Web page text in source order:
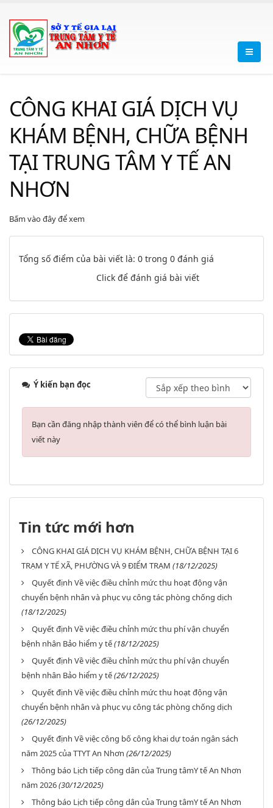
CÔNG KHAI GIÁ DỊCH VỤ
KHÁM BỆNH, CHỮA BỆNH
TẠI TRUNG TÂM Y TẾ AN
NHƠN
Bấm vào đây để xem
Tổng số điểm của bài viết là: 0 trong 0 đánh giá
Click để đánh giá bài viết
Ý kiến bạn đọc
Bạn cần đăng nhập thành viên để có thể bình luận bài
viết này
Tin tức mới hơn
CÔNG KHAI GIÁ DỊCH VỤ KHÁM BỆNH, CHỮA BỆNH TẠI 6
TRẠM Y TẾ XÃ, PHƯỜNG VÀ 9 ĐIỂM TRẠM (18/12/2025)
Quyết định Về việc điều chỉnh mức thu hoạt động vận
chuyển bệnh nhân và phục vụ công tác phòng chống dịch
(18/12/2025)
Quyết định Về việc điều chỉnh mức thu phí vận chuyển
bệnh nhân Bảo hiểm y tế(18/12/2025)
Quyết định Về việc điều chỉnh mức thu phí vận chuyển
bệnh nhân Bảo hiểm y tế(26/12/2025)
Quyết định Về việc điều chỉnh mức thu hoạt động vận
chuyển bệnh nhân và phục vụ công tác phòng chống dịch
(26/12/2025)
Quyết định Về việc công bố công khai dự toán ngân sách
năm 2025 của TTYT An Nhơn (26/12/2025)
Thông báo Lịch tiếp công dân của Trung tâmY tế An Nhơn
năm 2026(30/12/2025)
Thông báo Lịch tiếp công dân của Trung tâmY tế An Nhơn